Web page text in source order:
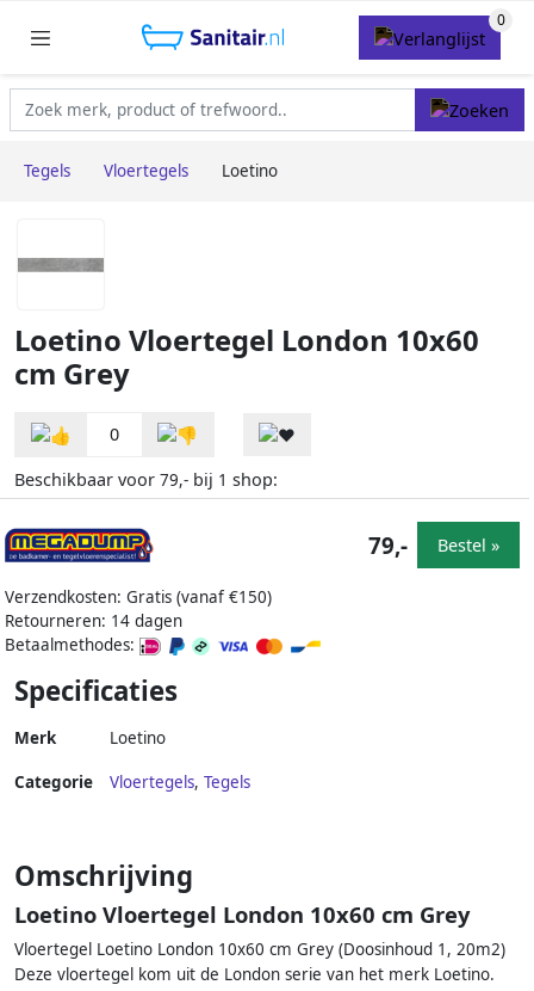
Tegels Vloertegels Loetino
Loetino Vloertegel London 10x60
cm Grey
0
Beschikbaar voor 79,- bij 1 shop:
Verzendkosten: Gratis (vanaf €150)
Retourneren: 14 dagen
Betaalmethodes:
79,- Bestel »
Specificaties
Merk Loetino
Categorie Vloertegels, Tegels
Omschrijving
Loetino Vloertegel London 10x60 cm Grey
Vloertegel Loetino London 10x60 cm Grey (Doosinhoud 1, 20m2)
Deze vloertegel kom uit de London serie van het merk Loetino.